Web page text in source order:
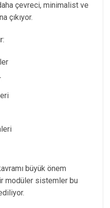
çevreci, minimalist ve
çıkıyor.
büyük önem
modüler sistemler bu